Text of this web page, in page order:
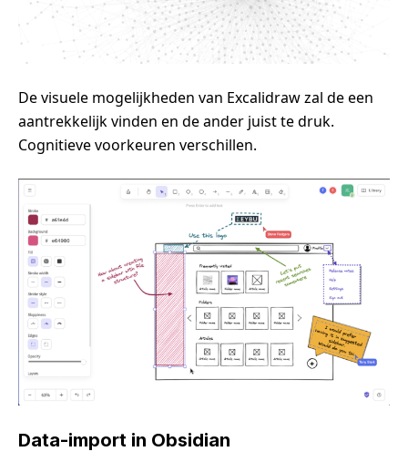
De visuele mogelijkheden van Excalidraw zal de een
aantrekkelijk vinden en de ander juist te druk.
Cognitieve voorkeuren verschillen.
Data-import in Obsidian